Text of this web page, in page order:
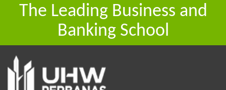
The Leading Business and
Banking School